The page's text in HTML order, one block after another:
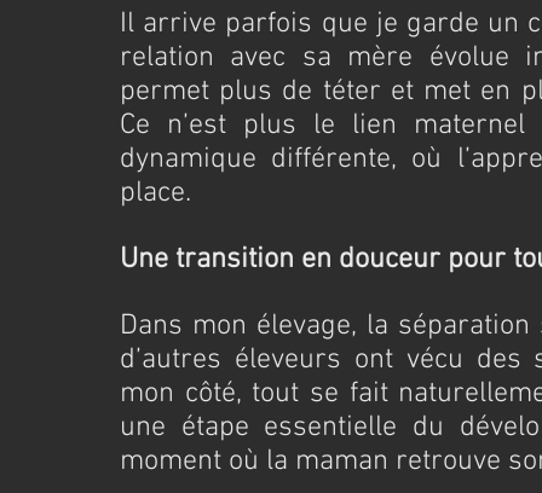
Il arrive parfois que je garde un
relation avec sa mère évolue
permet plus de téter et met en
Ce n’est plus le lien
dynamique différente, où
place.
Une transition en douceur pour
Dans mon élevage, la
d’autres éleveurs ont vécu
mon côté, tout se fait
une étape essentielle du
moment où la maman retrouve